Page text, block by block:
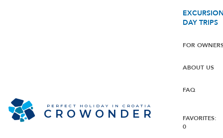
PERFECT HOLIDAY IN CROATIA
CROWONDER
DAY TRIPS
FOR
ABOUT US
FAQ
FAVORITES:
0